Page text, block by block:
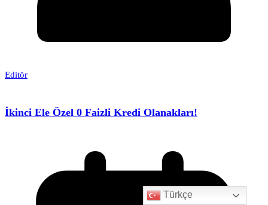
Editör
İkinci Ele Özel 0 Faizli Kredi Olanakları!
Türkçe